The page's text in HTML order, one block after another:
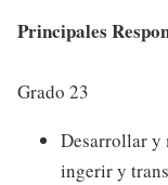
Principales
Grado 23
Desarrollar y
ingerir y